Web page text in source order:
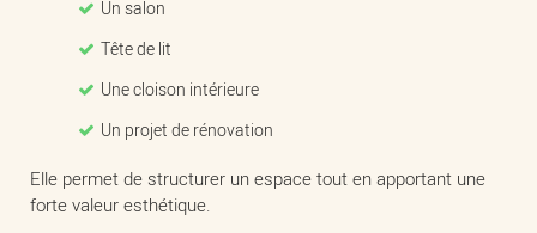
Un salon
Tête de lit
Une cloison intérieure
Un projet de rénovation
Elle permet de structurer un espace tout en apportant une
forte valeur esthétique.